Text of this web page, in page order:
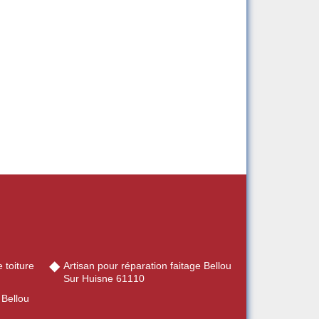
toiture
Artisan pour réparation faitage Bellou
Sur Huisne 61110